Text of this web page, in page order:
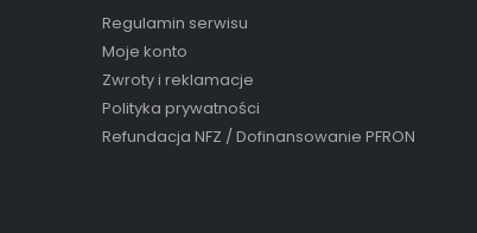
Regulamin serwisu
Moje konto
Zwroty i reklamacje
Polityka prywatności
Refundacja NFZ / Dofinansowanie PFRON